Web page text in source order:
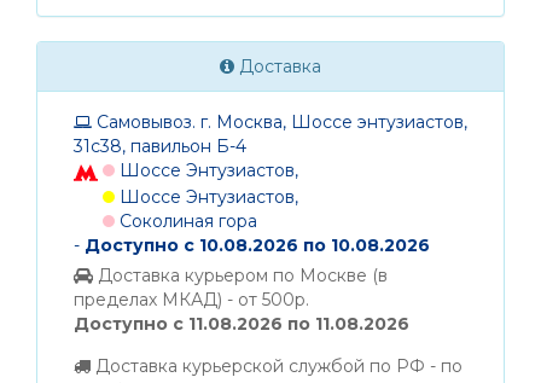
Доставка
Самовывоз. г. Москва, Шоссе энтузиастов,
31с38, павильон Б-4
Шоссе Энтузиастов,
Шоссе Энтузиастов,
Соколиная гора
- Доступно с 10.08.2026 по 10.08.2026
Доставка курьером по Москве (в
пределах МКАД) - от 500р.
Доступно с 11.08.2026 по 11.08.2026
Доставка курьерской службой по РФ - по